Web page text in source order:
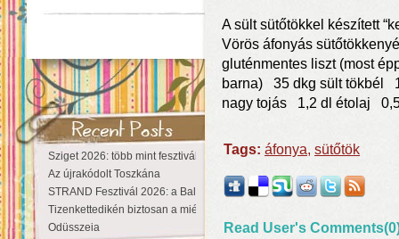
Sziget 2026: több mint fesztivál, egy városnyi élmény
Az újrakódolt Toszkána
STRAND Fesztivál 2026: a Balaton partján a nyár még tart!
Tizenkettedikén biztosan a miénk a Sziget!
Odüsszeia
A sült sütőtökkel készített
Vörös áfonyás
gluténmentes liszt (most
barna) 35 dkg sült tökbél
nagy tojás 1,2 dl étolaj
Tags: áfonya, sütőtök
Read User's